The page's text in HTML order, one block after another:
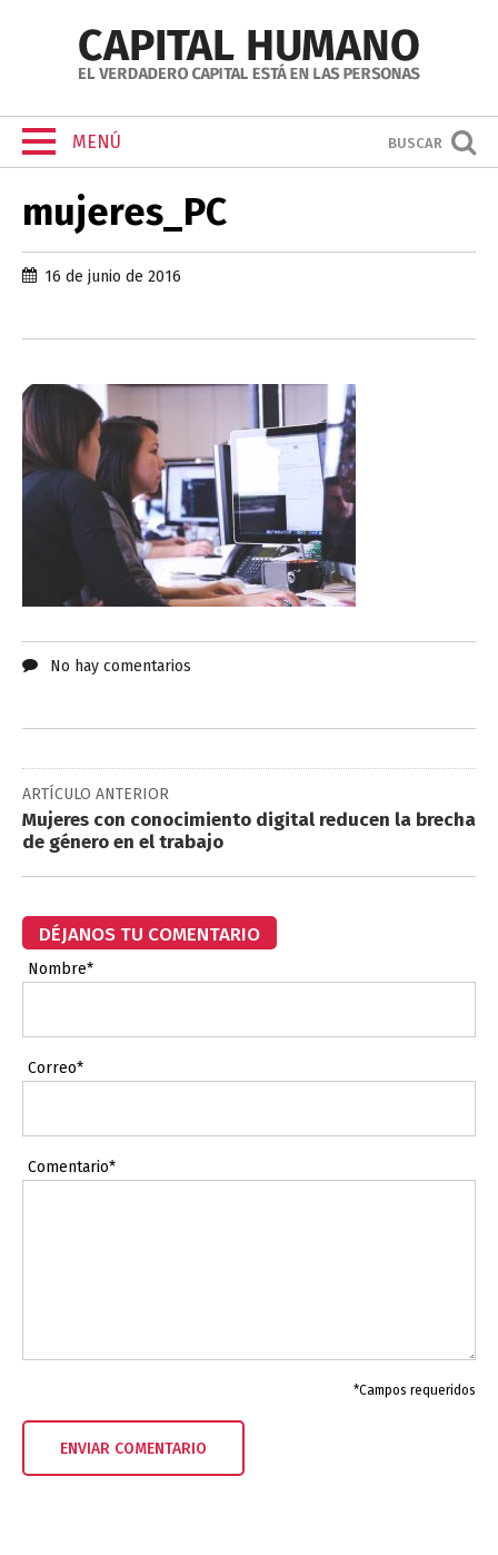
MENÚ BUSCAR
mujeres_PC
16 de junio de 2016
No hay comentarios
ARTÍCULO ANTERIOR
Mujeres con conocimiento digital reducen la brecha
de género en el trabajo
DÉJANOS TU COMENTARIO
Nombre*
Correo*
Comentario*
*Campos requeridos